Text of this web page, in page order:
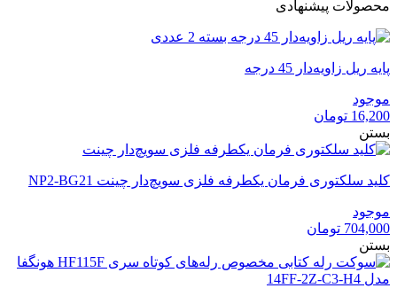
محصولات پیشنهادی
پایه ریل زاویه‌دار 45 درجه
موجود
16,200 تومان
بستن
کلید سلکتوری فرمان یکطرفه فلزی سویچ‌دار چینت NP2-BG21
موجود
704,000 تومان
بستن